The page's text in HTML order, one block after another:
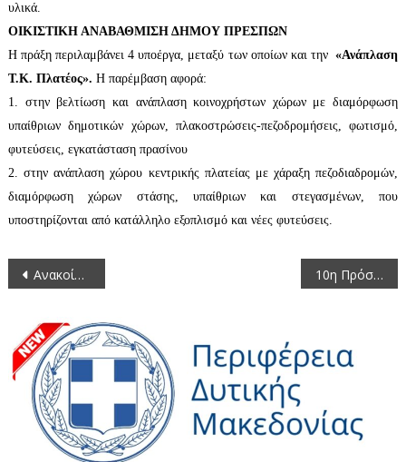
υλικά.
ΟΙΚΙΣΤΙΚΗ ΑΝΑΒΑΘΜΙΣΗ ΔΗΜΟΥ ΠΡΕΣΠΩΝ
Η πράξη περιλαμβάνει 4 υποέργα, μεταξύ των οποίων και την «Ανάπλαση
Τ.Κ. Πλατέος». Η παρέμβαση αφορά:
1. στην βελτίωση και ανάπλαση κοινοχρήστων χώρων με διαμόρφωση
υπαίθριων δημοτικών χώρων, πλακοστρώσεις-πεζοδρομήσεις, φωτισμό,
φυτεύσεις, εγκατάσταση πρασίνου
2. στην ανάπλαση χώρου κεντρικής πλατείας με χάραξη πεζοδιαδρομών,
διαμόρφωση χώρων στάσης, υπαίθριων και στεγασμένων, που
υποστηρίζονται από κατάλληλο εξοπλισμό και νέες φυτεύσεις.
Πλοήγηση
Ανακοίνωνση από τη Δ/νση Πολιτικής Γης (έδρας) περί «Διαχείρισης και προστασίας ακινήτων Υπουργείου Αγροτικής Ανάπτυξης και Τροφίμων – Ρύθμιση εμπραγμάτων δικαιωμάτων και λοιπές διατάξεις» 10η Πρόσκληση σε συνεδρίαση της Οικονομικής Επιτροπής της Περιφέρειας Δυτικής Μακεδονίας 2014